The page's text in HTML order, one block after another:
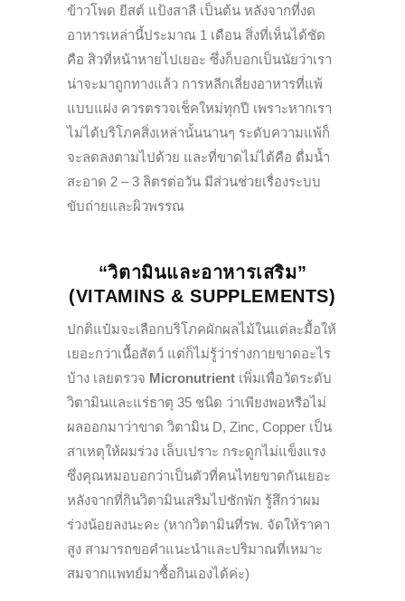
ข้าวโพด ยีสต์ แป้งสาลี เป็นต้น หลังจากที่งด
อาหารเหล่านี้ประมาณ 1 เดือน สิ่งที่เห็นได้ชัด
คือ สิวที่หน้าหายไปเยอะ ซึ่งก็บอกเป็นนัยว่าเรา
น่าจะมาถูกทางแล้ว การหลีกเลี่ยงอาหารที่แพ้
แบบแฝง ควรตรวจเช็คใหม่ทุกปี เพราะหากเรา
ไม่ได้บริโภคสิ่งเหล่านั้นนานๆ ระดับความแพ้ก็
จะลดลงตามไปด้วย และที่ขาดไม่ได้คือ ดื่มน้ำ
สะอาด 2 – 3 ลิตรต่อวัน มีส่วนช่วยเรื่องระบบ
ขับถ่ายและผิวพรรณ
“วิตามินและอาหารเสริม”
(VITAMINS & SUPPLEMENTS)
ปกติแป๋มจะเลือกบริโภคผักผลไม้ในแต่ละมื้อให้
เยอะกว่าเนื้อสัตว์ แต่ก็ไม่รู้ว่าร่างกายขาดอะไร
บ้าง เลยตรวจ Micronutrient เพิ่มเพื่อวัดระดับ
วิตามินและแร่ธาตุ 35 ชนิด ว่าเพียงพอหรือไม่
ผลออกมาว่าขาด วิตามิน D, Zinc, Copper เป็น
สาเหตุให้ผมร่วง เล็บเปราะ กระดูกไม่แข็งแรง
ซึ่งคุณหมอบอกว่าเป็นตัวที่คนไทยขาดกันเยอะ
หลังจากที่กินวิตามินเสริมไปซักพัก รู้สึกว่าผม
ร่วงน้อยลงนะคะ (หากวิตามินที่รพ. จัดให้ราคา
สูง สามารถขอคำแนะนำและปริมาณที่เหมาะ
สมจากแพทย์มาซื้อกินเองได้ค่ะ)